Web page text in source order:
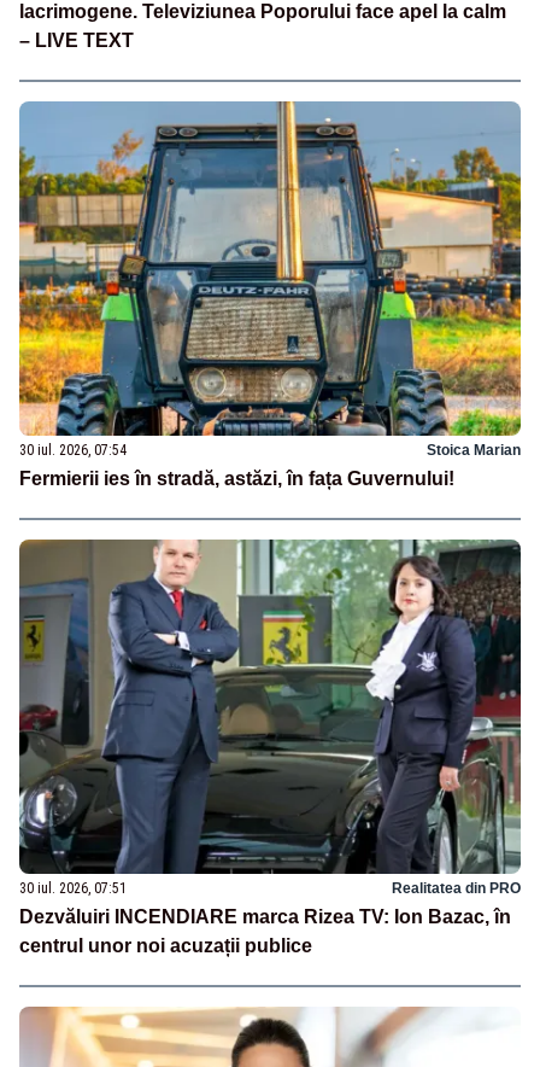
lacrimogene. Televiziunea Poporului face apel la calm
– LIVE TEXT
30 iul. 2026, 07:54 Stoica Marian
Fermierii ies în stradă, astăzi, în fața Guvernului!
30 iul. 2026, 07:51 Realitatea din PRO
Dezvăluiri INCENDIARE marca Rizea TV: Ion Bazac, în
centrul unor noi acuzații publice